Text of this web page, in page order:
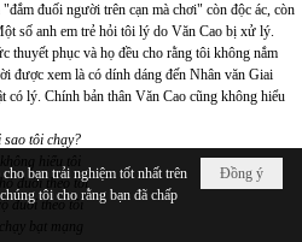
đuối người trên cạn mà chơi" còn độc ác, còn
số anh em trẻ hỏi tôi lý do Văn Cao bị xử lý.
thuyết phục và họ đều cho rằng tôi không nắm
được xem là có dính dáng đến Nhân văn Giai
có lý. Chính bản thân Văn Cao cũng không hiểu
sao tôi chạy?
không hiểu tôi
đuổi theo tôi
đuổi theo tôi
chạy bạt mạng
Đồng ý
bạn trải nghiệm tốt nhất trên
tôi cho rằng bạn đã chấp